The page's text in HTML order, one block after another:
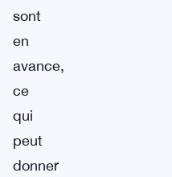
sont
en
avance,
ce
qui
peut
donner